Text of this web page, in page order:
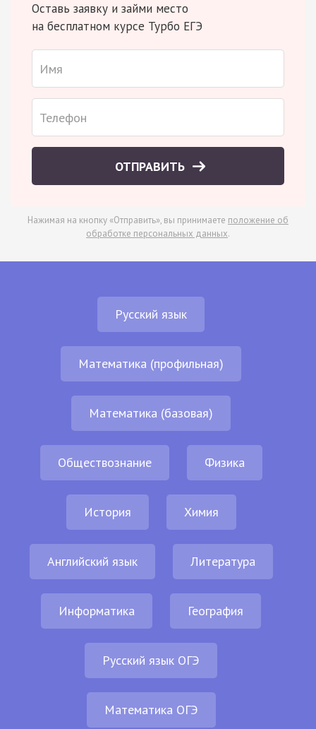
Оставь заявку и займи место
на бесплатном курсе Турбо ЕГЭ
ОТПРАВИТЬ
Нажимая на кнопку «Отправить», вы принимаете положение об
обработке персональных данных.
Русский язык
Математика (профильная)
Математика (базовая)
Обществознание Физика
История Химия
Английский язык Литература
Информатика География
Русский язык ОГЭ
Математика ОГЭ